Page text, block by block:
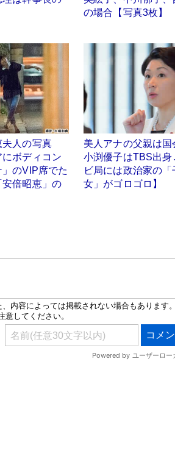
の場合【写真3枚】
夫人の写真
にボディコン
のVIP席でた
倍昭恵」の
美人アナの父親は国
小渕優子はTBS出
ビ局には政治家の「
女」がゴロゴロ】